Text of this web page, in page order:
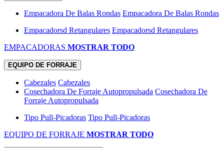
Empacadora De Balas Rondas Empacadora De Balas Rondas
Empacadorsd Retangulares Empacadorsd Retangulares
EMPACADORAS MOSTRAR TODO
EQUIPO DE FORRAJE
Cabezales Cabezales
Cosechadora De Forraje Autopropulsada Cosechadora De
Forraje Autopropulsada
Tipo Pull-Picadoras Tipo Pull-Picadoras
EQUIPO DE FORRAJE MOSTRAR TODO